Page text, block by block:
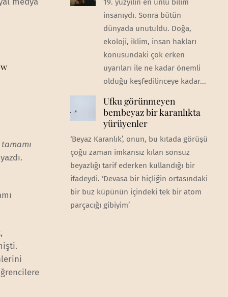
19. yüzyılın en ünlü bilim
insanıydı. Sonra bütün
dünyada unutuldu. Doğa,
ekoloji, iklim, insan hakları
konusundaki çok erken
uyarıları ile ne kadar önemli
olduğu keşfedilinceye kadar...
Ufku görünmeyen
bembeyaz bir karanlıkta
yürüyenler
‘Beyaz Karanlık’, onun, bu kıtada görüşü
çoğu zaman imkansız kılan sonsuz
beyazlığı tarif ederken kullandığı bir
ifadeydi. ‘Devasa bir hiçliğin ortasındaki
bir buz küpünün içindeki tek bir atom
parçacığı gibiyim’